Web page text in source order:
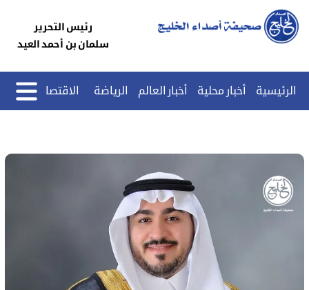
رئيس التحرير
سلمان بن أحمد العيد
الرئيسية أخبار محلية أخبار العالم الرياضة الاقتصاد